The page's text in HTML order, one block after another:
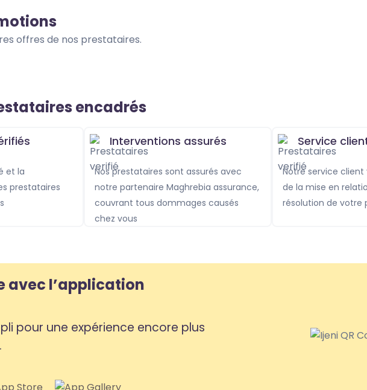
offres de nos prestataires.
encadrés
prestataires
Interventions assurés
Nos prestataires sont assurés avec
notre partenaire Maghrebia assurance,
couvrant tous dommages causés
chez vous
Service
Notre service client vous accompagne
de la mise en
résolution de votre
avec l’application